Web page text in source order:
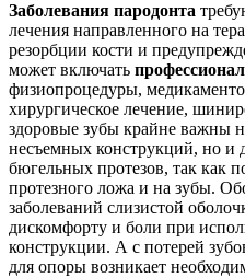
Заболевания пародонта
лечения направленного на
резорбции кости и
может включать
физиопроцедуры,
хирургическое лечение,
здоровые зубы крайне важны
несъемных конструкций, но и
бюгельных протезов, так как
протезного ложа и на зубы.
заболеваний слизистой
дискомфорту и боли при
конструкции. А с потерей
для опоры возникает